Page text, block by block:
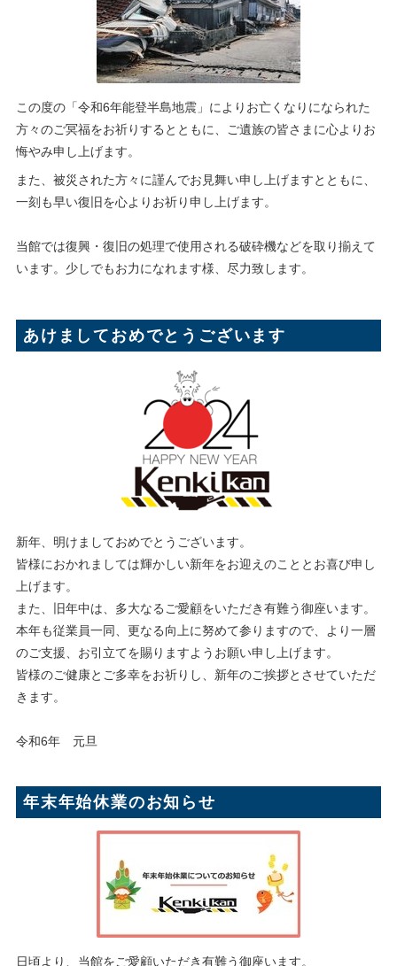
この度の「令和6年能登半島地震」によりお亡くなりになられた
方々のご冥福をお祈りするとともに、ご遺族の皆さまに心よりお
悔やみ申し上げます。
また、被災された方々に謹んでお見舞い申し上げますとともに、
一刻も早い復旧を心よりお祈り申し上げます。
当館では復興・復旧の処理で使用される破砕機などを取り揃えて
います。少しでもお力になれます様、尽力致します。
あけましておめでとうございます
新年、明けましておめでとうございます。
皆様におかれましては輝かしい新年をお迎えのこととお喜び申し
上げます。
また、旧年中は、多大なるご愛顧をいただき有難う御座います。
本年も従業員一同、更なる向上に努めて参りますので、より一層
のご支援、お引立てを賜りますようお願い申し上げます。
皆様のご健康とご多幸をお祈りし、新年のご挨拶とさせていただ
きます。
令和6年 元旦
年末年始休業のお知らせ
日頃より、当館をご愛顧いただき有難う御座います。